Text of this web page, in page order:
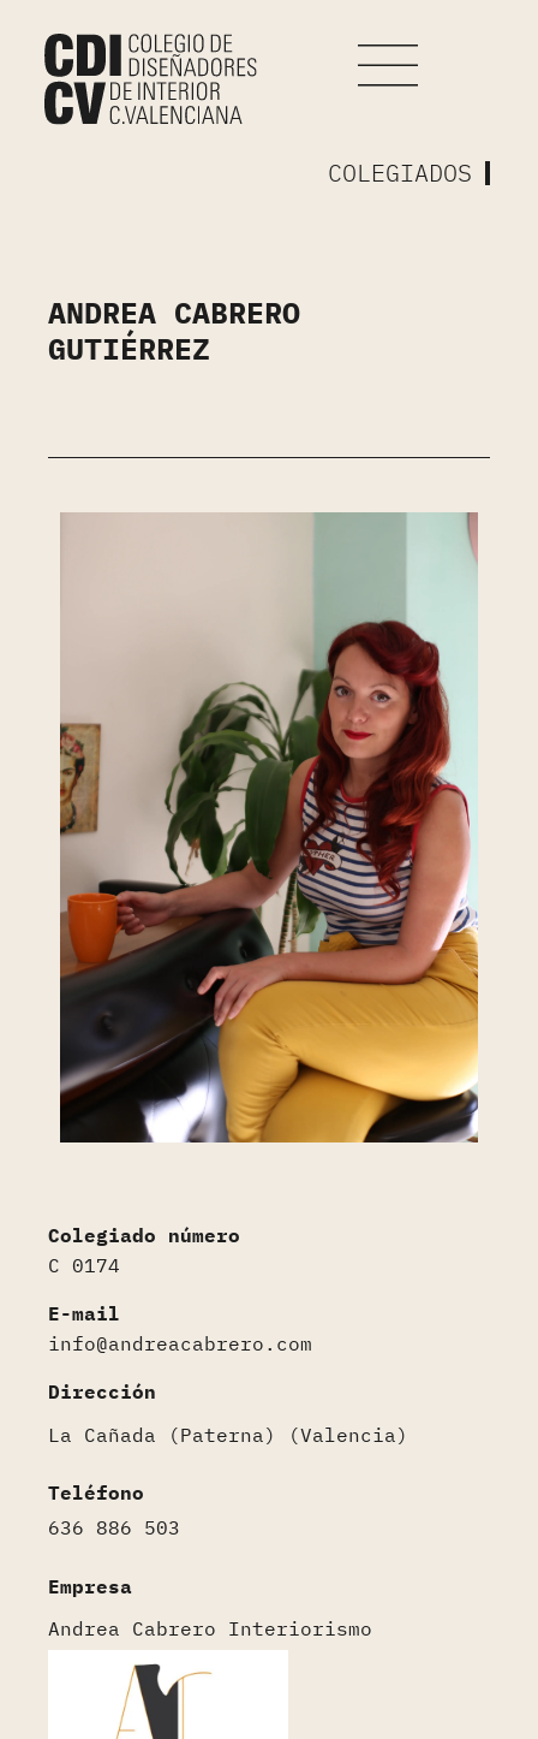
COLEGIADOS
ANDREA CABRERO
GUTIÉRREZ
Colegiado número
C 0174
E-mail
info@andreacabrero.com
Dirección
La Cañada (Paterna)
(Valencia)
Teléfono
636 886 503
Empresa
Andrea Cabrero Interiorismo